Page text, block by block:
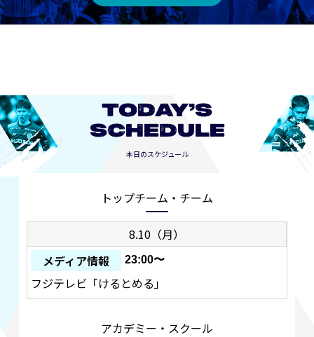
TODAY’S
SCHEDULE
本日のスケジュール
トップチーム・チーム
8.10（月）
メディア情報
23:00〜
フジテレビ「けるとめる」
アカデミー・スクール